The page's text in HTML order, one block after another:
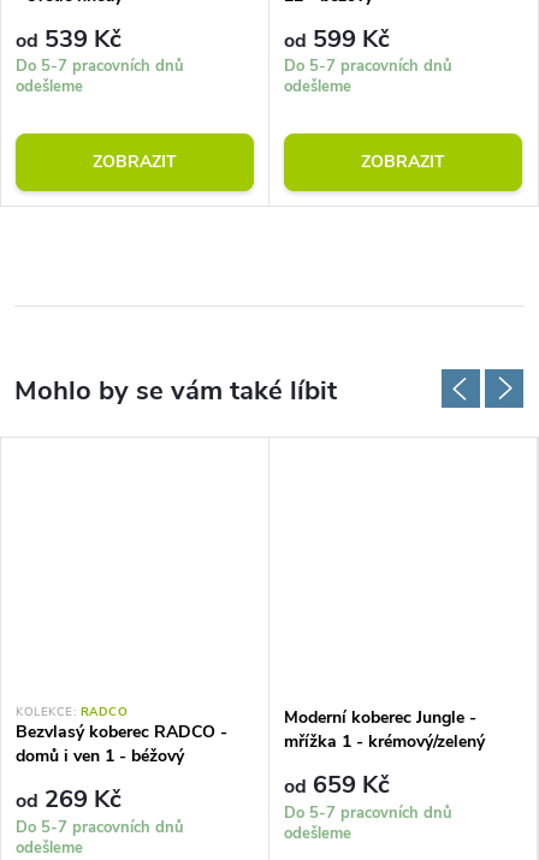
od 539 Kč
Do 5-7 pracovních dnů
odešleme
ZOBRAZIT
od 599 Kč
Do 5-7 pracovních dnů
odešleme
ZOBRAZIT
KOLEKCE: RADCO
Bezvlasý koberec RADCO -
domů i ven 1 - béžový
od 269 Kč
Do 5-7 pracovních dnů
odešleme
Moderní koberec Jungle -
mřížka 1 - krémový/zelený
od 659 Kč
Do 5-7 pracovních dnů
odešleme